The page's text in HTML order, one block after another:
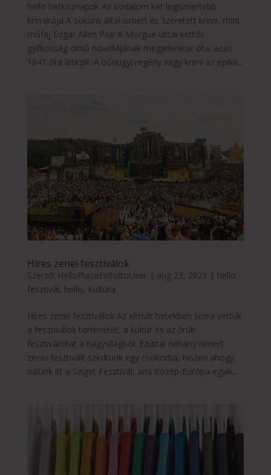
hello hétköznapok Az irodalom két legismertebb
krimiírója A sokunk által ismert és szeretett krimi, mint
műfaj Edgar Allen Poe A Morgue-utcai kettős
gyilkosság című novellájának megjelenése óta, azaz
1841 óta létezik. A bűnügyi regény vagy krimi az epika...
Híres zenei fesztiválok
Szerző: HelloPlazaEeltoltoUser| aug 23, 2021 | hello
fesztivál, hello, Kultúra
Híres zenei fesztiválok Az elmúlt hetekben sorra vettük
a fesztiválok történetét, a kultúr és az őrült
fesztiválokat a nagyvilágból. Ezúttal néhány ismert
zenei fesztivált szedtünk egy csokorba, hiszen ahogy
nálunk itt a Sziget Fesztivál, ami Közép-Európa egyik...